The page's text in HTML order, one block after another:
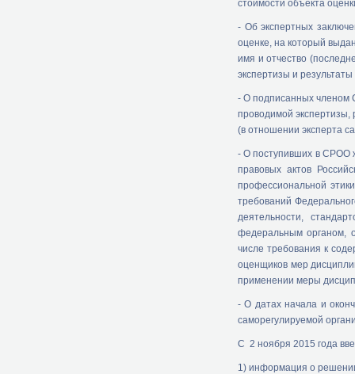
стоимости объекта
- Об экспертных
оценке, на который
имя и отчество
экспертизы и
- О подписанных членом
проводимой экспертизы,
(в отношении эксперта
- О поступивших в СРОО
правовых актов
профессиональной
требований
деятельности,
федеральным органом,
числе требования к
оценщиков мер
применении меры
- О датах начала и
саморегулируемой
С 2 ноября 2015 года
1) информация о